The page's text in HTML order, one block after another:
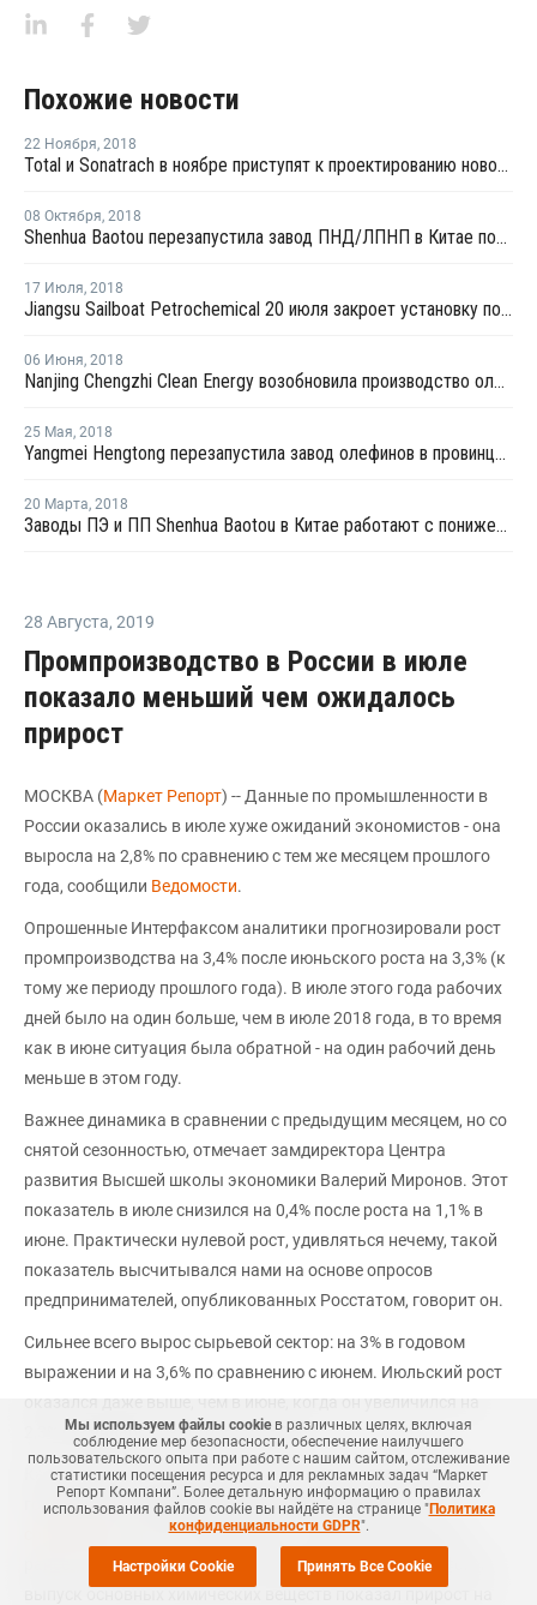
Похожие новости
22 Ноября, 2018
Total и Sonatrach в ноябре приступят к проектированию новой установки дегидрирования пропана в Алжире
08 Октября, 2018
Shenhua Baotou перезапустила завод ПНД/ЛПНП в Китае после планового ремонта
17 Июля, 2018
Jiangsu Sailboat Petrochemical 20 июля закроет установку по выпуску олефинов в Цзянсу на плановый ремонт
06 Июня, 2018
Nanjing Chengzhi Clean Energy возобновила производство олефинов в Нанкине после планового ремонта
25 Мая, 2018
Yangmei Hengtong перезапустила завод олефинов в провинции Шаньдун
20 Марта, 2018
Заводы ПЭ и ПП Shenhua Baotou в Китае работают с пониженной загрузкой из-за нехватки сырья
28 Августа, 2019
Промпроизводство в России в июле
показало меньший чем ожидалось
прирост
МОСКВА (Маркет Репорт) -- Данные по промышленности в
России оказались в июле хуже ожиданий экономистов - она
выросла на 2,8% по сравнению с тем же месяцем прошлого
года, сообщили Ведомости.
Опрошенные Интерфаксом аналитики прогнозировали рост
промпроизводства на 3,4% после июньского роста на 3,3% (к
тому же периоду прошлого года). В июле этого года рабочих
дней было на один больше, чем в июле 2018 года, в то время
как в июне ситуация была обратной - на один рабочий день
меньше в этом году.
Важнее динамика в сравнении с предыдущим месяцем, но со
снятой сезонностью, отмечает замдиректора Центра
развития Высшей школы экономики Валерий Миронов. Этот
показатель в июле снизился на 0,4% после роста на 1,1% в
июне. Практически нулевой рост, удивляться нечему, такой
показатель высчитывался нами на основе опросов
предпринимателей, опубликованных Росстатом, говорит он.
Сильнее всего вырос сырьевой сектор: на 3% в годовом
выражении и на 3,6% по сравнению с июнем. Июльский рост
оказался даже выше, чем в июне, когда он увеличился на
2,3% (за январь - июль рост на 3,9%).
Как сообщала компания Маркет Репорт, в июле текущего
года индекс производства химических веществ в РФ
на 2,5% в сравнении с показателем месяцем
ранее. Тем не менее, за семь месяцев нарастающим итогом
Мы используем файлы cookieв различных целях, включая
соблюдение мер безопасности, обеспечение наилучшего
пользовательского опыта при работе с нашим сайтом, отслеживание
статистики посещения ресурса и для рекламных задач “Маркет
Репорт Компани”. Более детальную информацию о правилах
использования файлов cookie вы найдёте на странице "Политика
конфиденциальности GDPR".
Настройки Cookie Принять Все Cookie